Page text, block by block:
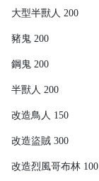
大型半獸人 200
豬鬼 200
鋼鬼 200
半獸人 200
改造鳥人 150
改造盜賊 300
改造烈風哥布林 100